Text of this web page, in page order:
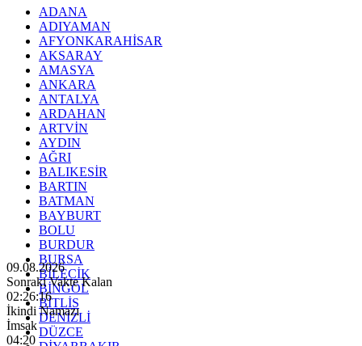
ADANA
ADIYAMAN
AFYONKARAHİSAR
AKSARAY
AMASYA
ANKARA
ANTALYA
ARDAHAN
ARTVİN
AYDIN
AĞRI
BALIKESİR
BARTIN
BATMAN
BAYBURT
BOLU
BURDUR
BURSA
BİLECİK
BİNGÖL
BİTLİS
DENİZLİ
DÜZCE
09.08.2026
Sonraki Vakte Kalan
02:26:15
İkindi Namazı
İmsak
04:20